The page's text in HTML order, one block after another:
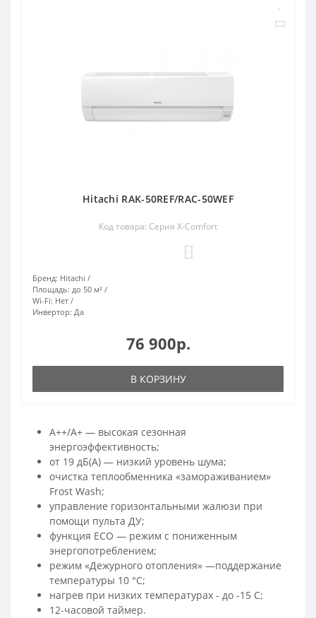
Hitachi RAK-50REF/RAC-50WEF
Код товара: Серия X-Comfort
Бренд: Hitachi
Площадь: до 50 м²
Wi-Fi: Нет
Инвертор: Да
76 900р.
В КОРЗИНУ
A++/A+ — высокая сезонная
энергоэффективность;
от 19 дБ(А) — низкий уровень шума;
очистка теплообменника «замораживанием»
Frost Wash;
управление горизонтальными жалюзи при
помощи пульта ДУ;
функция ECO — режим с пониженным
энергопотреблением;
режим «Дежурного отопления» —поддержание
температуры 10 °C;
нагрев при низких температурах - до -15 С;
12-часовой таймер.